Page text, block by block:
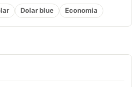
Dolar blue Economia